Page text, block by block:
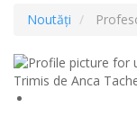
Noutăți
Trimis de Anca